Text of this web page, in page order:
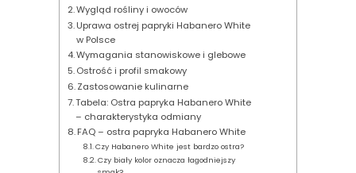
Wygląd rośliny i owoców
Uprawa ostrej papryki Habanero White
w Polsce
Wymagania stanowiskowe i glebowe
Ostrość i profil smakowy
Zastosowanie kulinarne
Tabela: Ostra papryka Habanero White
– charakterystyka odmiany
FAQ – ostra papryka Habanero White
Czy Habanero White jest bardzo ostra?
Czy biały kolor oznacza łagodniejszy